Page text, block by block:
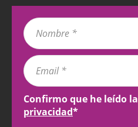
Confirmo que he leído la
privacidad*